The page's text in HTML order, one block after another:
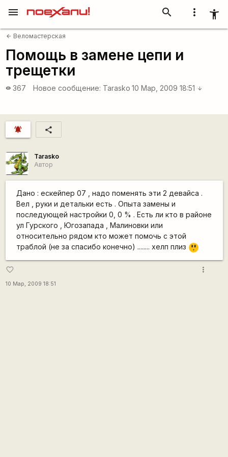
more_vert accessibility_new
search
menu
arrow_back Веломастерская
Помощь в замене цепи и
трещетки
visibility 367 Новое сообщение: Tarasko 10 Мар, 2009 18:51 arrow_downward
notifications_active share
Tarasko
Автор
Дано : ескейпер 07 , надо поменять эти 2 девайса .
Вел , руки и детальки есть . Опыта замены и
последующей настройки 0, 0 % . Есть ли кто в районе
ул Гурского , Югозапада , Малиновки или
относительно рядом кто может помочь с этой
траблой (не за спасибо конечно) ........ хелп плиз
=8
O
favorite_border
10 Мар, 2009 18:51
more_vert